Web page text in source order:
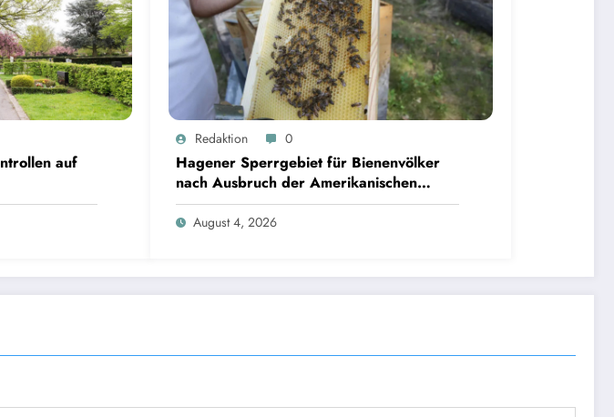
auf
Redaktion 0
Hagener Sperrgebiet für Bienenvölker
nach Ausbruch der Amerikanischen
Faulbrut aufgehoben
August 4, 2026